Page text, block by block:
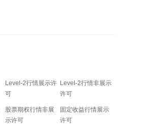
Level-2行情展示许
可
Level-2行情非展示
许可
股票期权行情非展
示许可
固定收益行情展示
许可